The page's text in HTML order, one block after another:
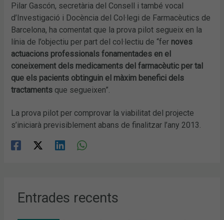
Pilar Gascón, secretària del Consell i també vocal
d’Investigació i Docència del Col·legi de Farmacèutics de
Barcelona, ha comentat que la prova pilot segueix en la
línia de l’objectiu per part del col·lectiu de “fer noves
actuacions professionals fonamentades en el
coneixement dels medicaments del farmacèutic per tal
que els pacients obtinguin el màxim benefici dels
tractaments que segueixen”.
La prova pilot per comprovar la viabilitat del projecte
s’iniciarà previsiblement abans de finalitzar l’any 2013.
Entrades recents